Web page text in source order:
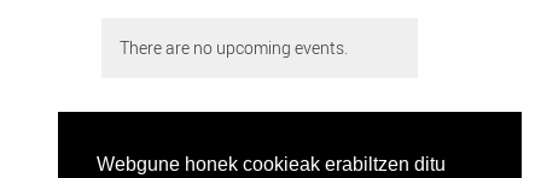
Webgune honek cookieak erabiltzen ditu
There are no upcoming events.